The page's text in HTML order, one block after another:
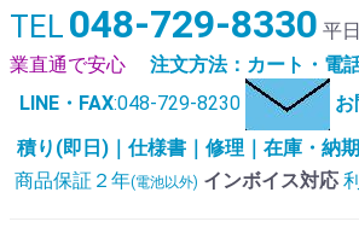
TEL 048-729-8330 平
業直通で安心
注文方法：カート・電
LINE・FAX:048-729-8230
積り(即日)｜仕様書｜修理｜在庫・納
商品保証２年(電池以外) インボイス対応